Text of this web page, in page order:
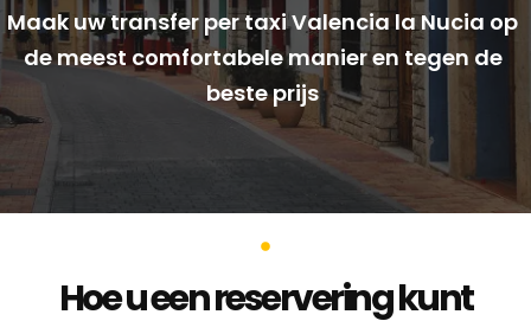
Maak uw transfer per taxi Valencia la Nucia op
de meest comfortabele manier en tegen de
beste prijs
Hoe u een reservering kunt